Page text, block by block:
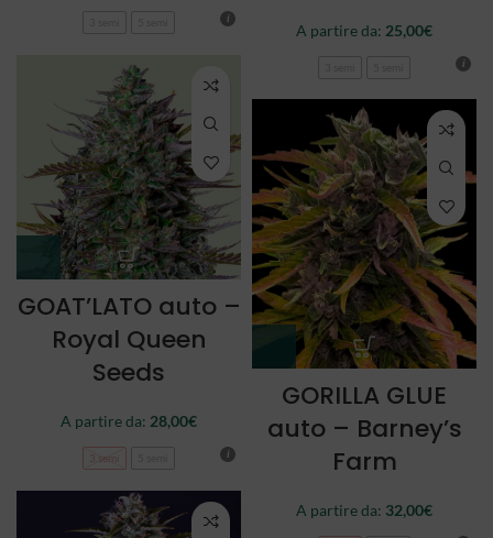
A partire da: 25,00€
GOAT’LATO auto –
Royal Queen
Seeds
A partire da: 28,00€
3 semi
GORILLA GLUE
auto – Barney’s
Farm
A partire da: 32,00€